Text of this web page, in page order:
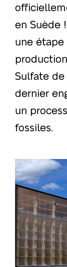
en Suède
une
Sulfate de
dernier
un
fossiles.